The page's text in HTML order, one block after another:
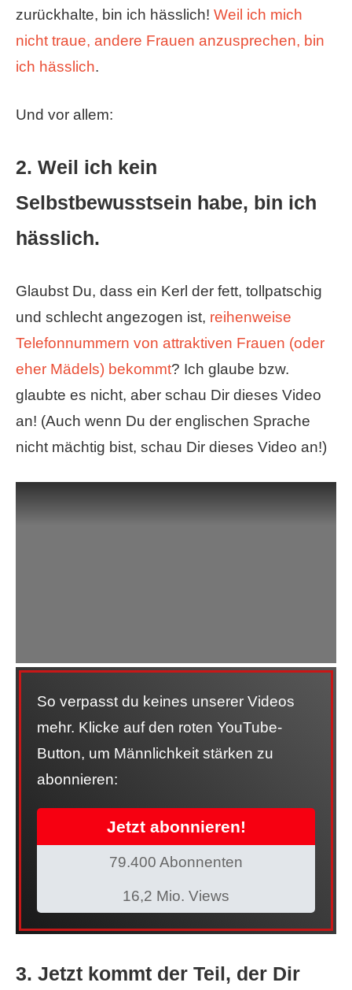
zurückhalte, bin ich hässlich! Weil ich mich
nicht traue, andere Frauen anzusprechen, bin
ich hässlich.
Und vor allem:
2. Weil ich kein
Selbstbewusstsein habe, bin ich
hässlich.
Glaubst Du, dass ein Kerl der fett, tollpatschig
und schlecht angezogen ist, reihenweise
Telefonnummern von attraktiven Frauen (oder
eher Mädels) bekommt? Ich glaube bzw.
glaubte es nicht, aber schau Dir dieses Video
an! (Auch wenn Du der englischen Sprache
nicht mächtig bist, schau Dir dieses Video an!)
So verpasst du keines unserer Videos
mehr. Klicke auf den roten YouTube-
Button, um Männlichkeit stärken zu
abonnieren:
Jetzt abonnieren!
79.400 Abonnenten
16,2 Mio. Views
3. Jetzt kommt der Teil, der Dir